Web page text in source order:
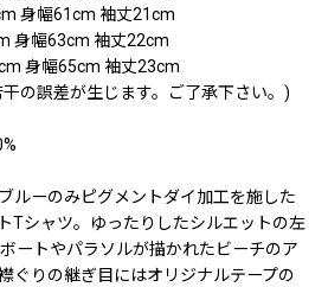
身幅61cm 袖丈21cm
身幅63cm 袖丈22cm
身幅65cm 袖丈23cm
の誤差が生じます。ご了承下さい。)
ルーのみピグメントダイ加工を施した
Tシャツ。ゆったりしたシルエットの左
ートやパラソルが描かれたビーチのア
ぐりの継ぎ目にはオリジナルテープの